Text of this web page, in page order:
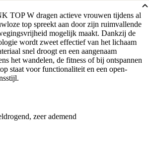
TOP W dragen actieve vrouwen tijdens al
top spreekt aan door zijn ruimvallende
mogelijk maakt. Dankzij de
wordt zweet effectief van het lichaam
snel droogt en een aangenaam
het wandelen, de fitness of bij ontspannen
staat voor functionaliteit en een open-
zeer ademend